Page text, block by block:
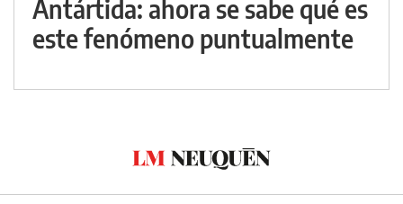
Antártida: ahora se sabe qué es
este fenómeno puntualmente